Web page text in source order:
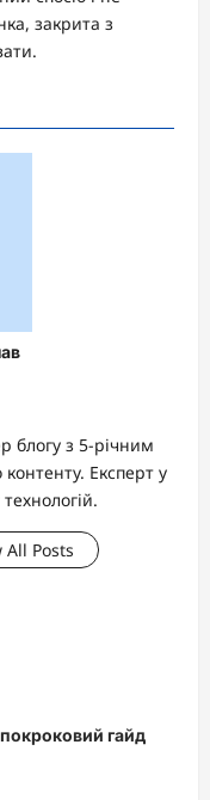
закрита з
з 5-річним
Експерт у
All Posts
гайд